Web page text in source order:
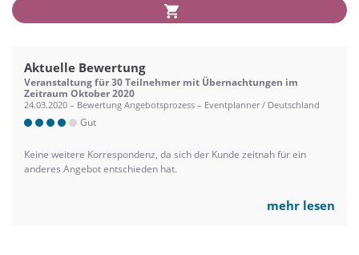
Aktuelle Bewertung
Veranstaltung für 30 Teilnehmer mit Übernachtungen im
Zeitraum Oktober 2020
24.03.2020 – Bewertung Angebotsprozess – Eventplanner / Deutschland
Gut
Keine weitere Korrespondenz, da sich der Kunde zeitnah für ein
anderes Angebot entschieden hat.
mehr lesen